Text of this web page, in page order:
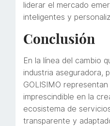
liderar el mercado
inteligentes y
Conclusión
En la línea del cambio
industria aseguradora,
GOLISIMO
imprescindible en la
ecosistema de
transparente y